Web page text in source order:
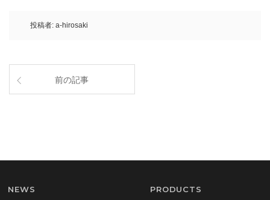
投稿者: a-hirosaki
前の記事
NEWS PRODUCTS